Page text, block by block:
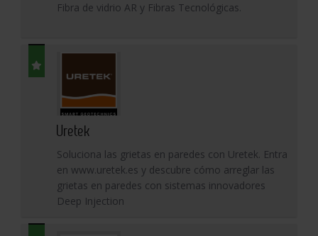
Fibra de vidrio AR y Fibras Tecnológicas.
Uretek
Soluciona las grietas en paredes con Uretek. Entra
en www.uretek.es y descubre cómo arreglar las
grietas en paredes con sistemas innovadores
Deep Injection